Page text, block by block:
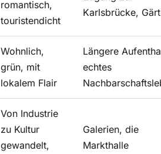
romantisch,
touristendicht
Karlsbrücke,
Wohnlich,
grün, mit
lokalem Flair
Längere
echtes
Von Industrie
zu Kultur
gewandelt,
Galerien, die
Markthalle